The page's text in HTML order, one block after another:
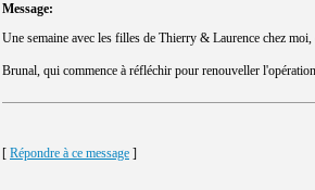
Message:
Une semaine avec les filles de Thierry & Laurence chez
Brunal, qui commence à réfléchir pour renouveller
[ Répondre à ce message ]